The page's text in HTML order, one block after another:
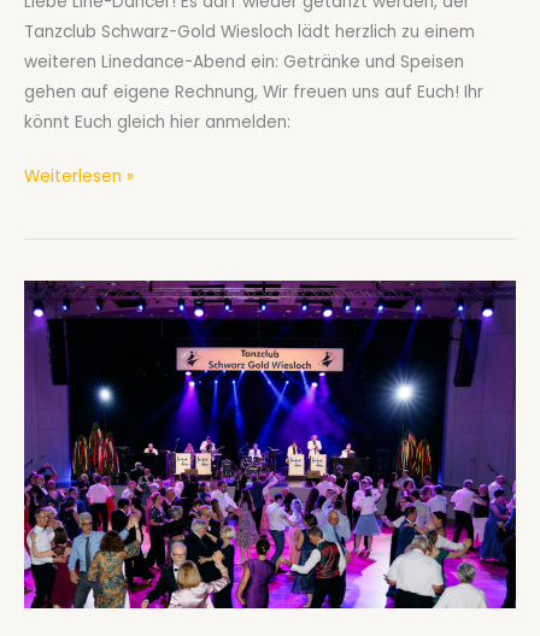
Tanzclub Schwarz-Gold Wiesloch lädt herzlich zu einem
weiteren Linedance-Abend ein: Getränke und Speisen
gehen auf eigene Rechnung, Wir freuen uns auf Euch! Ihr
könnt Euch gleich hier anmelden:
Einladung
Line
Abend
am
4.7.2026
Weiterlesen »